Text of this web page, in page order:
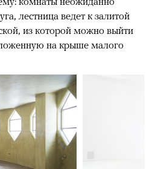
лестница ведет к залитой
из которой можно выйти
на крыше малого